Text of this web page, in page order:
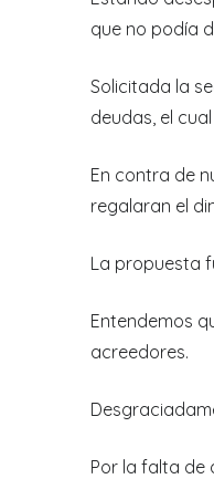
que no podía
Solicitada la
deudas, el
En contra de
regalaran el
La propuesta
Entendemos
acreedores.
Por la falta de